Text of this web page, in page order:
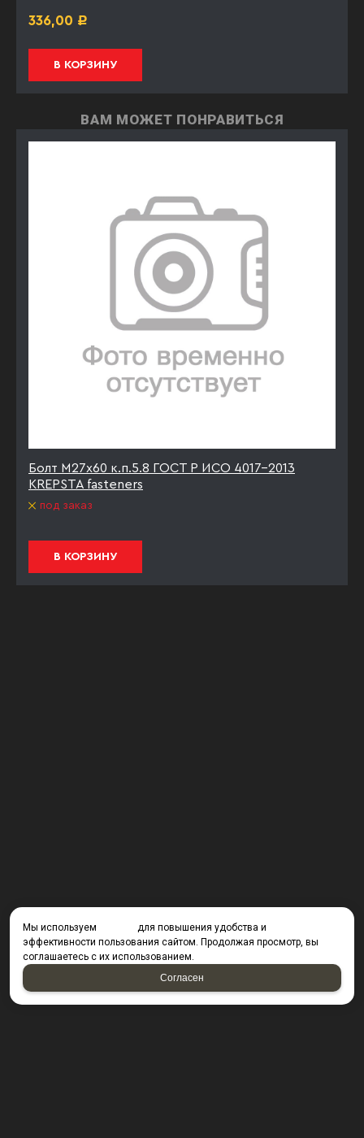
336,00 Р
В КОРЗИНУ
ВАМ МОЖЕТ ПОНРАВИТЬСЯ
Болт М27х60 к.п.5.8 ГОСТ Р ИСО 4017-2013
KREPSTA fasteners
под заказ
В КОРЗИНУ
Мы используем
для повышения удобства и
эффективности пользования сайтом. Продолжая просмотр, вы
соглашаетесь с их использованием.
Согласен